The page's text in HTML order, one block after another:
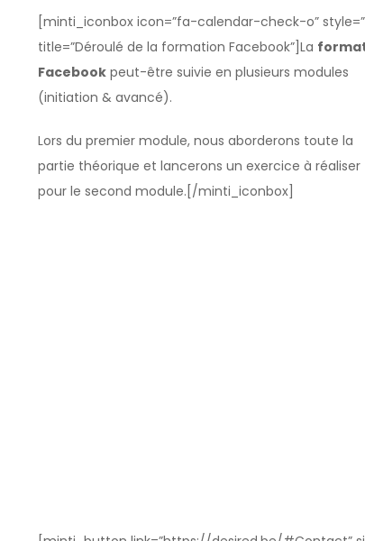
[minti_iconbox icon=”fa-calendar-check-o”
title=”Déroulé de la formation Facebook”]La
Facebook peut-être suivie en plusieurs modules
(initiation & avancé).
Lors du premier module, nous aborderons toute la
partie théorique et lancerons un exercice à réaliser
pour le second module.[/minti_iconbox]